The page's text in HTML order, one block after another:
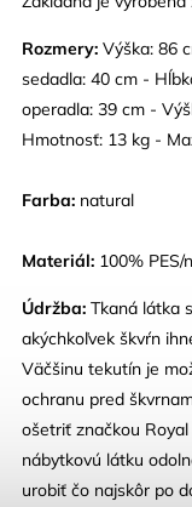
Rozmery: Výška: 86
sedadla: 40 cm -
operadla: 39 cm -
Hmotnosť: 13 kg -
Farba: natural
Materiál: 100%
Údržba: Tkaná látka
akýchkoľvek škvŕn
Väčšinu tekutín je
ochranu pred
ošetriť značkou
nábytkovú látku
urobiť čo najskôr po